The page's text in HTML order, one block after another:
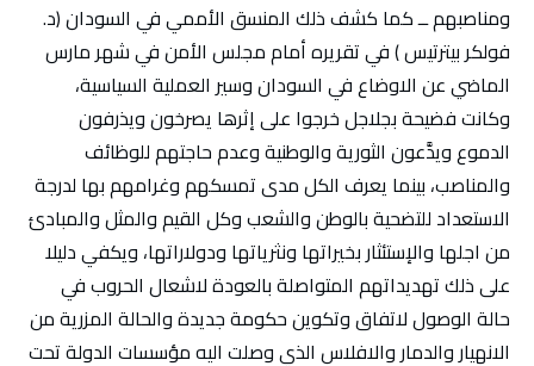
ومناصبهم ــ كما كشف ذلك المنسق الأممي في السودان (د.
فولكر بيترتيس ) في تقريره أمام مجلس الأمن في شهر مارس
الماضي عن الاوضاع في السودان وسير العملية السياسية،
وكانت فضيحة بجلاجل خرجوا على إثرها يصرخون ويذرفون
الدموع ويدَّعون الثورية والوطنية وعدم حاجتهم للوظائف
والمناصب، بينما يعرف الكل مدى تمسكهم وغرامهم بها لدرجة
الاستعداد للتضحية بالوطن والشعب وكل القيم والمثل والمبادئ
من اجلها والإستئثار بخيراتها ونثرياتها ودولاراتها، ويكفي دليلا
على ذلك تهديداتهم المتواصلة بالعودة لاشعال الحروب في
حالة الوصول لاتفاق وتكوين حكومة جديدة والحالة المزرية من
الانهيار والدمار والافلاس الذي وصلت اليه مؤسسات الدولة تحت